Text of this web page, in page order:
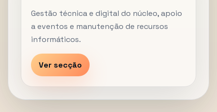
Gestão técnica e digital do núcleo, apoio
a eventos e manutenção de recursos
informáticos.
Ver secção